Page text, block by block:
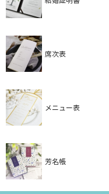
席次表
メニュー表
芳名帳